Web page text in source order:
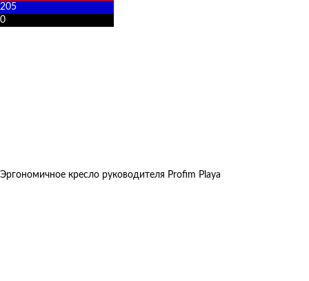
205
0
Эргономичное кресло руководителя Profim Playa